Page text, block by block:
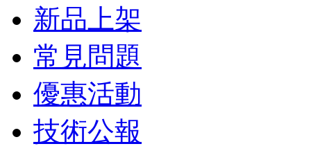
新品上架
常見問題
優惠活動
技術公報